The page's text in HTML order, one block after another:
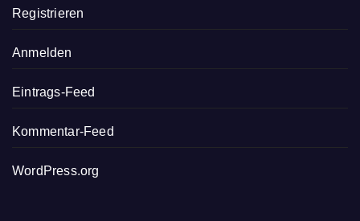
Registrieren
Anmelden
Eintrags-Feed
Kommentar-Feed
WordPress.org